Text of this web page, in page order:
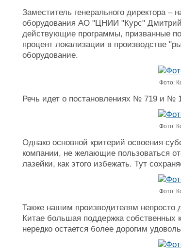
Заместитель генерального директора –
оборудования АО "ЦНИИ "Курс"
действующие программы, призванные
процент локализации в производстве
оборудование.
Фото:
Речь идет о постановлениях № 719 и №
Фото:
Однако основной критерий освоения
компании, не желающие пользоваться
лазейки, как этого избежать. Тут
Фото:
Также нашим производителям непросто
Китае большая поддержка собственных
нередко остается более дорогим